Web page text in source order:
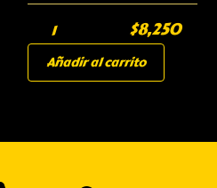
$8,250
Añadir al carrito